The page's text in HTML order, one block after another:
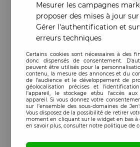
Mesurer les campagnes
proposer des mises à jour
Gérer l'authentification et
erreurs techniques
Certains cookies sont nécessaires à des
donc dispensés de consentement.
peuvent être utilisés pour la
contenu, la mesure des annonces et du
de l'audience et le développement de
géolocalisation précises et
l'appareil, le stockage et/ou l'accès
appareil. Si vous donnez votre
sur l’ensemble des sous-domaines de
Vous disposez de la possibilité de retirer
moment en cliquant sur le widget en bas à
en savoir plus, consulter notre politique de